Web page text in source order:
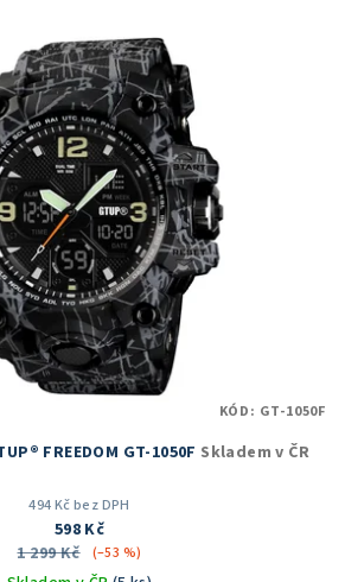
5
hvězdiček.
FREEDOM GT-1050F Skladem v ČR
494 Kč bez DPH
598 Kč
1 299 Kč
(–53 %)
KÓD: GT-1050F